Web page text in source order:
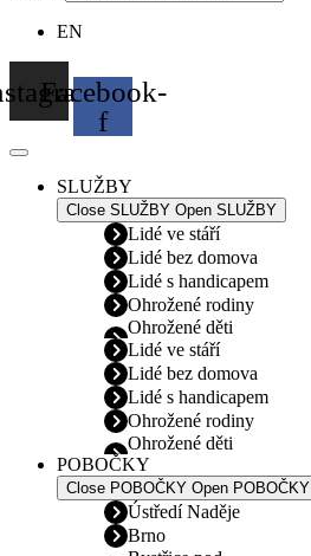
EN
Facebook-
f
SLUŽBY
Close SLUŽBY Open SLUŽBY
Lidé ve stáří
Lidé bez domova
Lidé s handicapem
Ohrožené rodiny
Ohrožené děti
Lidé ve stáří
Lidé bez domova
Lidé s handicapem
Ohrožené rodiny
Ohrožené děti
POBOČKY
Close POBOČKY Open POBOČKY
Ústředí Naděje
Brno